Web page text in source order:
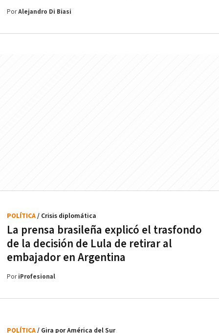
PorAlejandro Di Biasi
La prensa brasileña explicó el trasfondo
de la decisión de Lula de retirar al
embajador en Argentina
POLÍTICA/ Crisis diplomática
PoriProfesional
POLÍTICA/ Gira por América del Sur